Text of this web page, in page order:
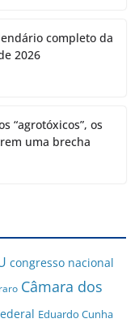
completo da
2026
“agrotóxicos”, os
uma brecha
congresso nacional
Câmara dos
Eduardo Cunha